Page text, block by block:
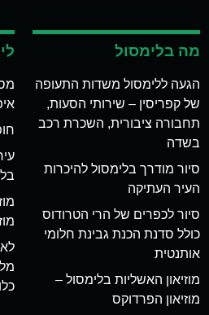
מה בלימסול
הגעה ללימסול משדות התעופה
של קפריסין – שירותי הסעות,
תחבורה ציבורית, השכרת רכב
בשדה
סיור מודרך בלימסול להיכרות
העיר העתיקה
סיור לכפרים של הרי הטרודוס
כולל סדנת הכנת גבינת חלומי
אותנטית
מוזיאון האשליות בלימסול –
מוזיאון הפרדוקס